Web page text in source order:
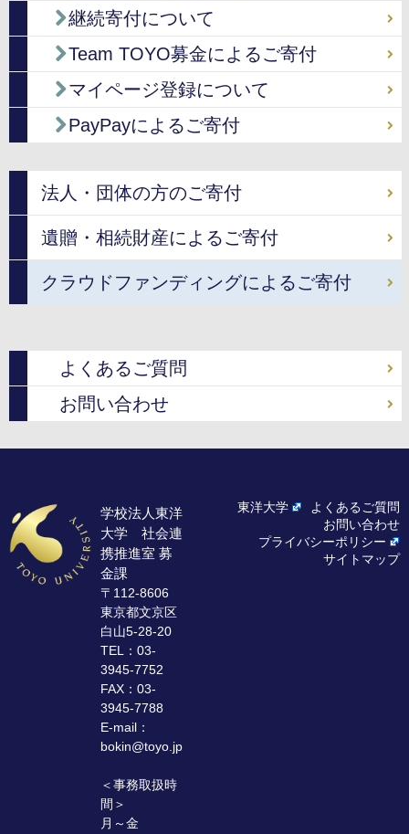
継続寄付について
Team TOYO募金によるご寄付
マイページ登録について
PayPayによるご寄付
法人・団体の方のご寄付
遺贈・相続財産によるご寄付
クラウドファンディングによるご寄付
よくあるご質問
お問い合わせ
学校法人東洋
大学 社会連
携推進室 募
金課
〒112-8606
東京都文京区
白山5-28-20
TEL：03-
3945-7752
FAX：03-
3945-7788
E-mail：
bokin@toyo.jp
＜事務取扱時
間＞
月～金
東洋大学
よくあるご質問
お問い合わせ
プライバシーポリシー
サイトマップ